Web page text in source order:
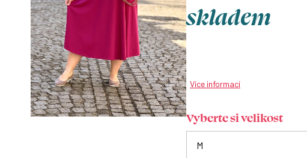
skladem
Více informací
Vyberte si velikost